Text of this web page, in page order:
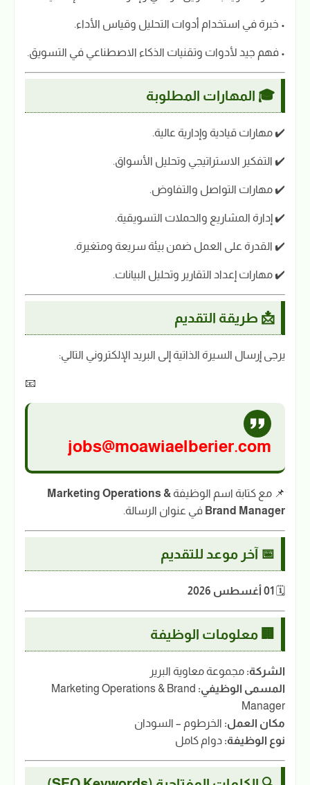
• خبرة في استخدام أدوات التحليل وقياس الأداء.
• فهم جيد لأدوات وتقنيات الذكاء الاصطناعي في التسويق.
🎓 المهارات المطلوبة
✔️ مهارات قيادية وإدارية عالية.
✔️ التفكير الاستراتيجي وتحليل الأسواق.
✔️ مهارات التواصل والتفاوض.
✔️ إدارة المشاريع والحملات التسويقية.
✔️ القدرة على العمل ضمن بيئة سريعة ومتغيرة.
✔️ مهارات إعداد التقارير وتحليل البيانات.
📩 طريقة التقديم
يرجى إرسال السيرة الذاتية إلى البريد الإلكتروني التالي:
📧
jobs@moawiaelberier.com
📌 مع كتابة اسم الوظيفة Marketing Operations &
Brand Manager في عنوان الرسالة.
📅 آخر موعد للتقديم
🗓️ 01 أغسطس 2026
🏢 معلومات الوظيفة
الشركة: مجموعة معاوية البرير
المسمى الوظيفي: Marketing Operations & Brand
Manager
مكان العمل: الخرطوم – السودان
نوع الوظيفة: دوام كامل